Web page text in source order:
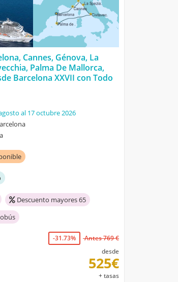
Cannes, Génova, La
Palma De Mallorca,
Barcelona XXVII con Todo
al 17 octubre 2026
Descuento mayores 65
-31.73%
Antes 769 €
desde
525€
+ tasas